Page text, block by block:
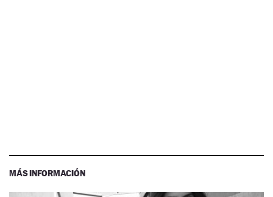
MÁS INFORMACIÓN